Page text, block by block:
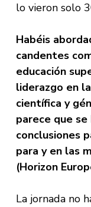
lo vieron solo
Habéis
candentes
educación
liderazgo en
científica y
parece que
conclusiones
para y en las
(Horizon
La jornada no